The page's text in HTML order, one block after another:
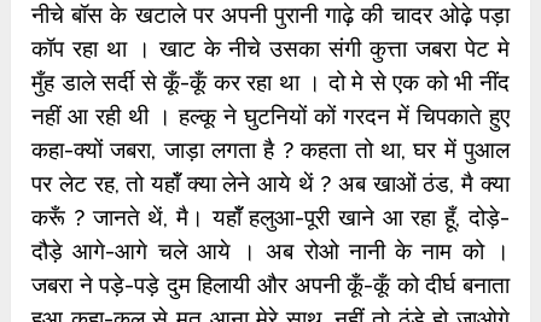
नीचे बॉस के खटाले पर अपनी पुरानी गाढ़े की चादर ओढ़े पड़ा
कॉप रहा था । खाट के नीचे उसका संगी कुत्ता जबरा पेट मे
मुँह डाले सर्दी से कूँ-कूँ कर रहा था । दो मे से एक को भी नींद
नहीं आ रही थी । हल्कू ने घुटनियों कों गरदन में चिपकाते हुए
कहा-क्यों जबरा, जाड़ा लगता है ? कहता तो था, घर में पुआल
पर लेट रह, तो यहॉँ क्या लेने आये थें ? अब खाओं ठंड, मै क्या
करूँ ? जानते थें, मै। यहॉँ हलुआ-पूरी खाने आ रहा हूँ, दोड़े-
दौड़े आगे-आगे चले आये । अब रोओ नानी के नाम को ।
जबरा ने पड़े-पड़े दुम हिलायी और अपनी कूँ-कूँ को दीर्घ बनाता